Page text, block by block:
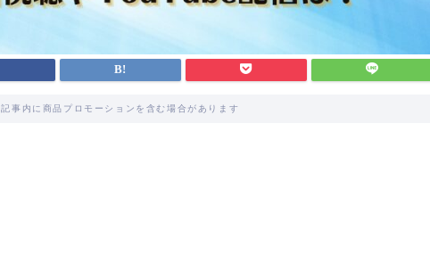
記事内に商品プロモーションを含む場合があります